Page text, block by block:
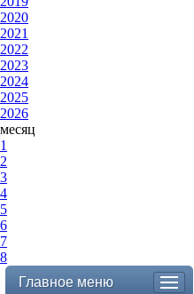
2020
2021
2022
2023
2024
2025
2026
месяц
1
2
3
4
5
6
7
8
Главное меню